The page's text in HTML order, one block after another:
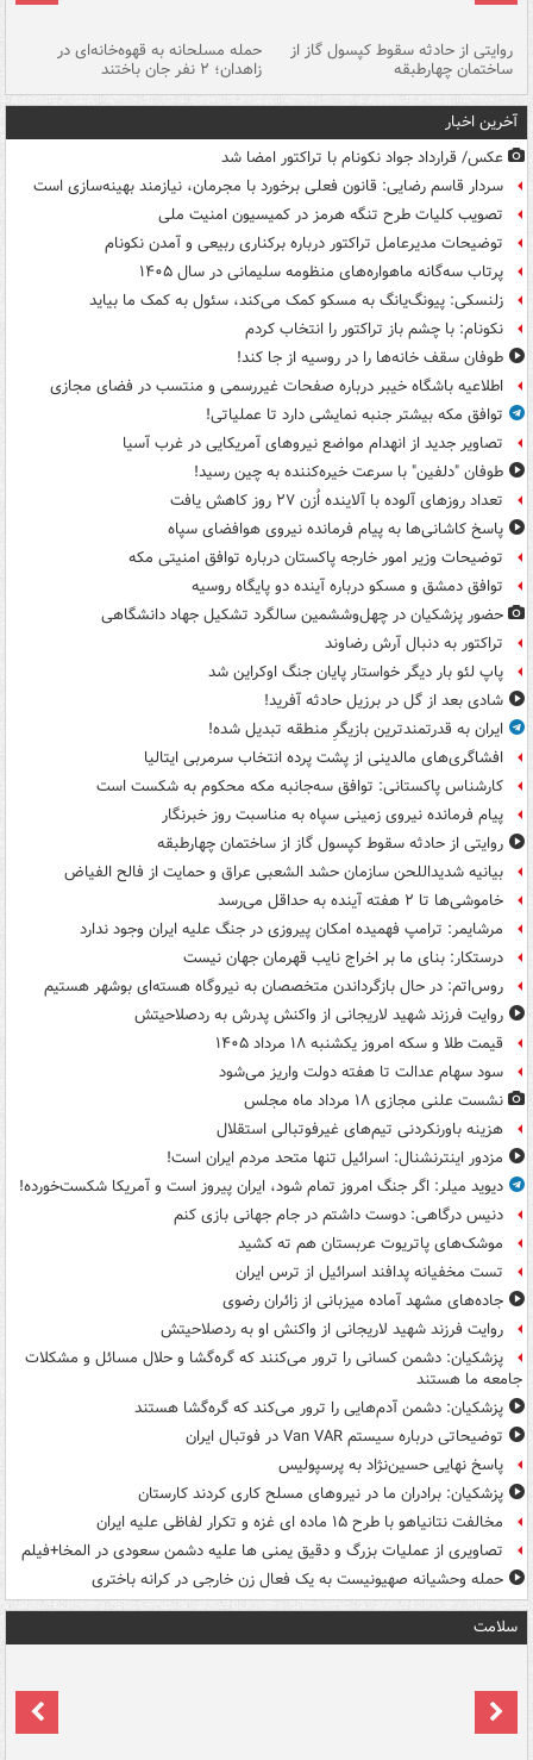
روایتی از حادثه سقوط کپسول گاز از
ساختمان چهارطبقه
حمله مسلحانه به قهوه‌خانه‌ای در
زاهدان؛ ۲ نفر جان باختند
آخرین اخبار
عکس/ قرارداد جواد نکونام با تراکتور امضا شد
سردار قاسم رضایی: قانون فعلی برخورد با مجرمان، نیازمند بهینه‌سازی است
تصویب کلیات طرح تنگه هرمز در کمیسیون امنیت ملی
توضیحات مدیرعامل تراکتور درباره برکناری ربیعی و آمدن نکونام
پرتاب سه‌گانه ماهواره‌های منظومه سلیمانی در سال ۱۴۰۵
زلنسکی: پیونگ‌یانگ به مسکو کمک می‌کند، سئول به کمک ما بیاید
نکونام: با چشم باز تراکتور را انتخاب کردم
طوفان سقف خانه‌ها را در روسیه از جا ‌کند!
اطلاعیه باشگاه خیبر درباره صفحات غیررسمی و منتسب در فضای مجازی
توافق مکه بیشتر جنبه نمایشی دارد تا عملیاتی!
تصاویر جدید از انهدام مواضع نیروهای آمریکایی در غرب آسیا
طوفان "دلفین" با سرعت خیره‌کننده به چین رسید!
تعداد روزهای آلوده با آلاینده اُزن ۲۷ روز کاهش یافت
پاسخ کاشانی‌ها به پیام فرمانده نیروی هوافضای سپاه
توضیحات وزیر امور خارجه پاکستان درباره توافق امنیتی مکه
توافق دمشق و مسکو درباره آینده دو پایگاه روسیه
حضور پزشکیان در چهل‌وششمین سالگرد تشکیل جهاد دانشگاهی
تراکتور به دنبال آرش رضاوند
پاپ لئو بار دیگر خواستار پایان جنگ اوکراین شد
شادی بعد از گل در برزیل حادثه آفرید!
ایران به قدرتمندترین بازیگرِ منطقه تبدیل شده!
افشاگری‌های مالدینی از پشت پرده انتخاب سرمربی ایتالیا
کارشناس پاکستانی: توافق سه‌جانبه مکه محکوم به شکست است
پیام فرمانده نیروی زمینی سپاه به مناسبت روز خبرنگار
روایتی از حادثه سقوط کپسول گاز از ساختمان چهارطبقه
بیانیه شدیداللحن سازمان حشد الشعبی عراق و حمایت از فالح الفیاض
خاموشی‌ها تا ۲ هفته آینده به حداقل می‌رسد
مرشایمر: ترامپ فهمیده امکان پیروزی در جنگ علیه ایران وجود ندارد
درستکار: بنای ما بر اخراج نایب قهرمان جهان نیست
روس‌اتم: در حال بازگرداندن متخصصان به نیروگاه هسته‌ای بوشهر هستیم
روایت فرزند شهید لاریجانی از واکنش پدرش به ردصلاحیتش
قیمت طلا و سکه امروز یکشنبه ۱۸ مرداد ۱۴۰۵
سود سهام عدالت تا هفته دولت واریز می‌شود
نشست علنی مجازی ۱۸ مرداد ماه مجلس
هزینه باورنکردنی تیم‌های غیرفوتبالی استقلال
مزدور اینترنشنال: اسرائیل تنها متحد مردم ایران است!
دیوید میلر: اگر جنگ امروز تمام شود، ایران پیروز است و آمریکا شکست‌خورده!
دنیس درگاهی: دوست داشتم در جام جهانی بازی کنم
موشک‌های پاتریوت عربستان هم ته‌ کشید
تست مخفیانه پدافند اسرائیل از ترس ایران
جاده‌های مشهد آماده میزبانی از زائران رضوی
روایت فرزند شهید لاریجانی از واکنش او به ردصلاحیتش
پزشکیان: دشمن کسانی را ترور می‌کنند که گره‌گشا و حلال مسائل و مشکلات
جامعه ما هستند
پزشکیان: دشمن آدم‌هایی را ترور می‌کند که گره‌گشا هستند
توضیحاتی درباره سیستم Van VAR در فوتبال ایران
پاسخ نهایی حسین‌نژاد به پرسپولیس
پزشکیان: برادران ما در نیروهای مسلح کاری کردند کارستان
مخالفت نتانیاهو با طرح ۱۵ ماده ای غزه و تکرار لفاظی علیه ایران
تصاویری از عملیات بزرگ و دقیق یمنی ها علیه دشمن سعودی در المخا+فیلم
حمله وحشیانه صهیونیست به یک فعال زن خارجی در کرانه باختری
سلامت